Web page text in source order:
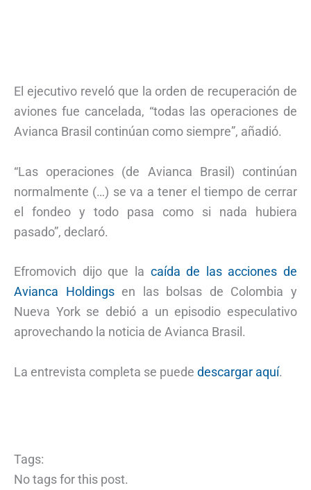
El ejecutivo reveló que la orden de recuperación de
aviones fue cancelada, “todas las operaciones de
Avianca Brasil continúan como siempre”, añadió.
“Las operaciones (de Avianca Brasil) continúan
normalmente (…) se va a tener el tiempo de cerrar
el fondeo y todo pasa como si nada hubiera
pasado”, declaró.
Efromovich dijo que la caída de las acciones de
Avianca Holdingsen las bolsas de Colombia y
Nueva York se debió a un episodio especulativo
aprovechando la noticia de Avianca Brasil.
La entrevista completa se puede descargar aquí.
Tags:
No tags for this post.